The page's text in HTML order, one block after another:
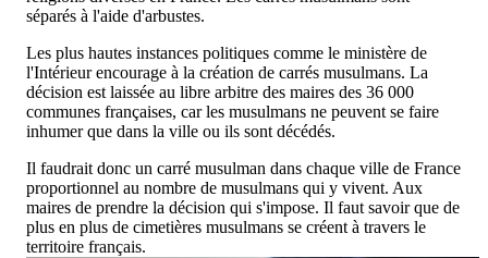
séparés à l'aide d'arbustes.
Les plus hautes instances politiques comme le ministère de
l'Intérieur encourage à la création de carrés musulmans. La
décision est laissée au libre arbitre des maires des 36 000
communes françaises, car les musulmans ne peuvent se faire
inhumer que dans la ville ou ils sont décédés.
Il faudrait donc un carré musulman dans chaque ville de France
proportionnel au nombre de musulmans qui y vivent. Aux
maires de prendre la décision qui s'impose. Il faut savoir que de
plus en plus de cimetières musulmans se créent à travers le
territoire français.